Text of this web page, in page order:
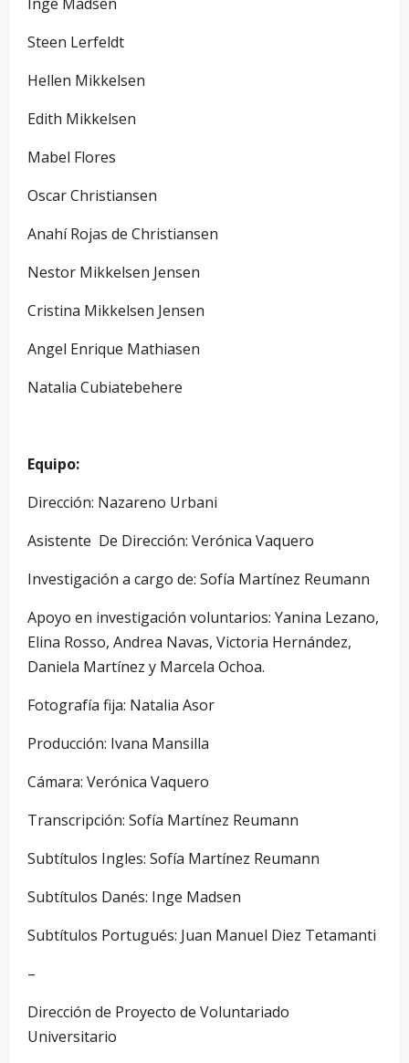
Steen Lerfeldt
Hellen Mikkelsen
Edith Mikkelsen
Mabel Flores
Oscar Christiansen
Anahí Rojas de Christiansen
Nestor Mikkelsen Jensen
Cristina Mikkelsen Jensen
Angel Enrique Mathiasen
Natalia Cubiatebehere
Equipo:
Dirección: Nazareno Urbani
Asistente De Dirección: Verónica Vaquero
Investigación a cargo de: Sofía Martínez Reumann
Apoyo en investigación voluntarios: Yanina Lezano,
Elina Rosso, Andrea Navas, Victoria Hernández,
Daniela Martínez y Marcela Ochoa.
Fotografía fija: Natalia Asor
Producción: Ivana Mansilla
Cámara: Verónica Vaquero
Transcripción: Sofía Martínez Reumann
Subtítulos Ingles: Sofía Martínez Reumann
Subtítulos Danés: Inge Madsen
Subtítulos Portugués: Juan Manuel Diez Tetamanti
–
Dirección de Proyecto de Voluntariado
Universitario